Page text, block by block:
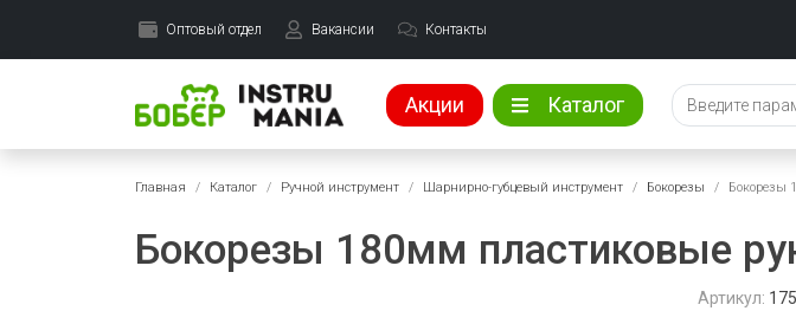
Оптовый отдел Вакансии Контакты
Акции Каталог
Главная Каталог Ручной инструмент Шарнирно-губцевый инструмент Бокорезы Бокорезы
Бокорезы 180мм пластиковые
Артикул: